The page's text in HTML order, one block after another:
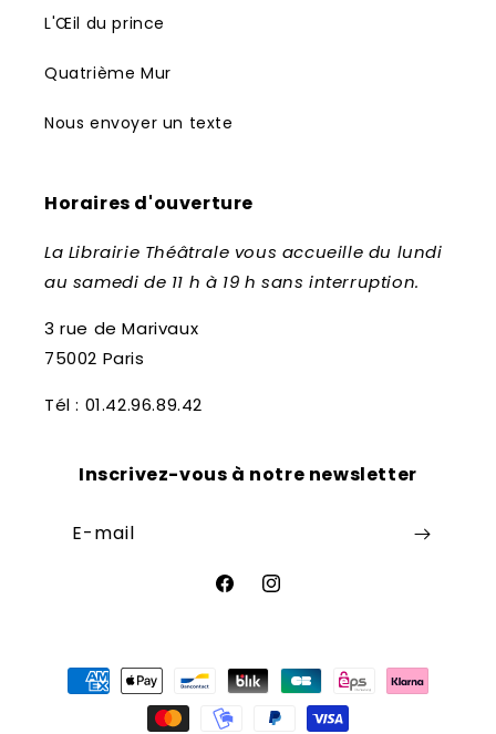
L'Œil du prince
Quatrième Mur
Nous envoyer un texte
Horaires d'ouverture
La Librairie Théâtrale vous accueille du lundi
au samedi de 11 h à 19 h sans interruption.
3 rue de Marivaux
75002 Paris
Tél : 01.42.96.89.42
Inscrivez-vous à notre newsletter
E-mail
FacebookInstagram
Moyens